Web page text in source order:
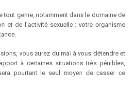
tout genre, notamment dans le domaine de
et de l'activité sexuelle : votre organisme
vous aurez du mal à vous détendre et
à certaines situations très pénibles,
pourtant le seul moyen de casser ce